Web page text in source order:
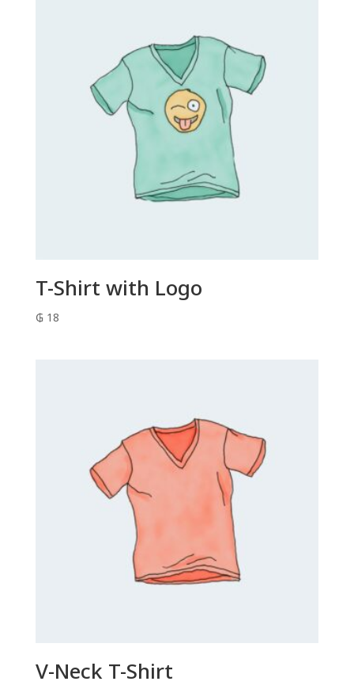
T-Shirt with Logo
₲18
V-Neck T-Shirt